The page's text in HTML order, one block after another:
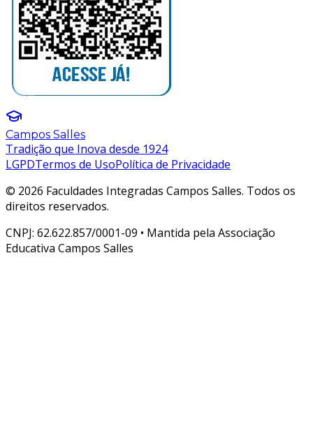
Campos Salles
Tradição que Inova desde 1924
LGPDTermos de UsoPolítica de Privacidade
© 2026 Faculdades Integradas Campos Salles. Todos os
direitos reservados.
CNPJ: 62.622.857/0001-09 • Mantida pela Associação
Educativa Campos Salles